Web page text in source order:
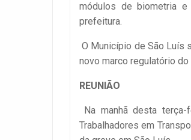
módulos de biometria
prefeitura.
O Município de São Luís
novo marco regulatório
REUNIÃO
Na manhã desta
Trabalhadores em